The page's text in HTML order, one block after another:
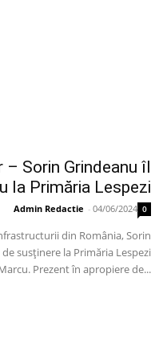
Sorin Grindeanu îl
la Primăria Lespezi
Admin Redactie - 04/06/2024 0
din România, Sorin
susținere la Primăria Lespezi
Prezent în apropiere de...